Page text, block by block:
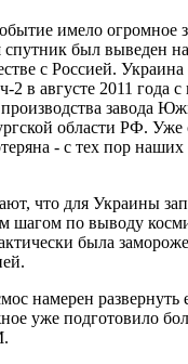
имело огромное
был выведен
с Россией.
2 в августе 2011 года
завода
области РФ. Уже
- с тех пор наших
что для Украины
шагом по выводу
была
намерен развернуть
уже подготовило